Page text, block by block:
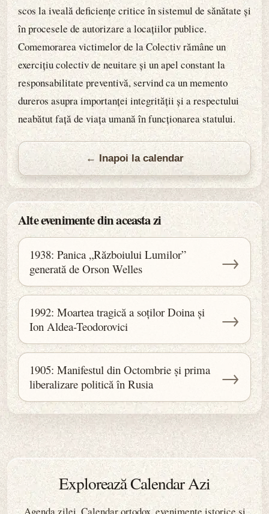
scos la iveală deficiențe critice în sistemul de sănătate și
în procesele de autorizare a locațiilor publice.
Comemorarea victimelor de la Colectiv rămâne un
exercițiu colectiv de neuitare și un apel constant la
responsabilitate preventivă, servind ca un memento
dureros asupra importanței integrității și a respectului
neabătut față de viața umană în funcționarea statului.
← Inapoi la calendar
Alte evenimente din aceasta zi
1938: Panica „Războiului Lumilor”
generată de Orson Welles
→
1992: Moartea tragică a soților Doina și
Ion Aldea-Teodorovici
→
1905: Manifestul din Octombrie și prima
liberalizare politică în Rusia
→
Explorează Calendar Azi